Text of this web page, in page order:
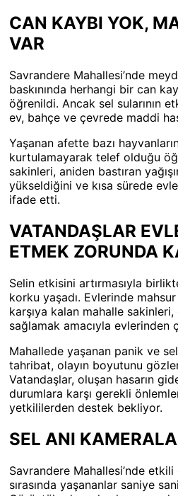
CAN KAYBI YOK,
VAR
Savrandere Mahallesi’nde
baskınında herhangi bir can
öğrenildi. Ancak sel sularının
ev, bahçe ve çevrede maddi
Yaşanan afette bazı
kurtulamayarak telef olduğu
sakinleri, aniden bastıran
yükseldiğini ve kısa sürede
ifade etti.
VATANDAŞLAR
ETMEK ZORUNDA
Selin etkisini artırmasıyla
korku yaşadı. Evlerinde
karşıya kalan mahalle
sağlamak amacıyla evlerinden
Mahallede yaşanan panik ve
tahribat, olayın boyutunu
Vatandaşlar, oluşan hasarın
durumlara karşı gerekli
yetkililerden destek bekliyor.
SEL ANI
Savrandere Mahallesi’nde etkili
sırasında yaşananlar saniye